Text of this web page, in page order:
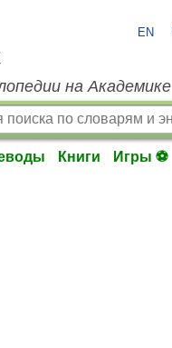
EN
на Академике
Книги Игры ⚽